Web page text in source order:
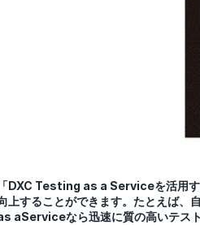
「DXC Testing as a Serviceを活用す
上することができます。たとえば、
aServiceなら迅速に質の高いテス